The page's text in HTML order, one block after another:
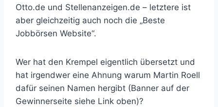
Otto.de und Stellenanzeigen.de – letztere ist
aber gleichzeitig auch noch die „Beste
Jobbörsen Website“.
Wer hat den Krempel eigentlich übersetzt und
hat irgendwer eine Ahnung warum Martin Roell
dafür seinen Namen hergibt (Banner auf der
Gewinnerseite siehe Link oben)?